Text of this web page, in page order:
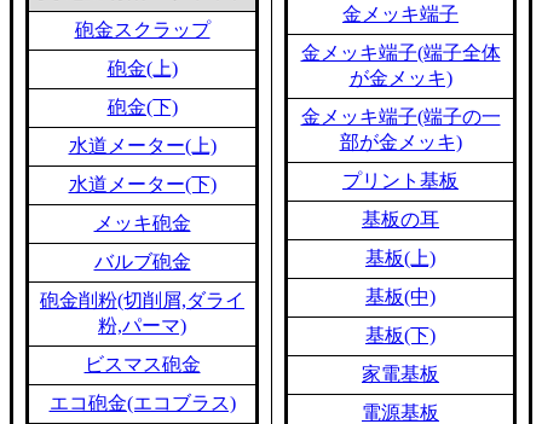
砲金スクラップ
砲金(上)
砲金(下)
水道メーター(上)
水道メーター(下)
メッキ砲金
バルブ砲金
砲金削粉(切削屑,ダライ
粉,パーマ)
ビスマス砲金
エコ砲金(エコブラス)
金メッキ端子
金メッキ端子(端子全体
が金メッキ)
金メッキ端子(端子の一
部が金メッキ)
プリント基板
基板の耳
基板(上)
基板(中)
基板(下)
家電基板
電源基板